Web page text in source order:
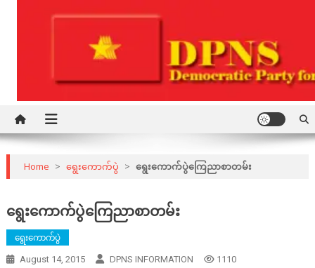
DPNS
Home > ရွေးကောက်ပွဲ > ရွေးကောက်ပွဲကြေညာစာတမ်း
ရွေးကောက်ပွဲကြေညာစာတမ်း
ရွေးကောက်ပွဲ
August 14, 2015 DPNS INFORMATION 1110